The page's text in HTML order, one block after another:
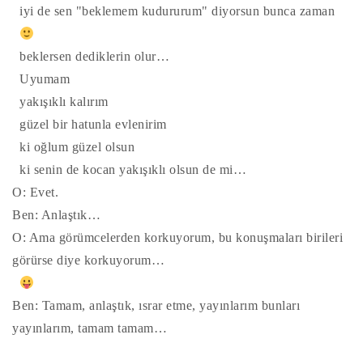
iyi de sen "beklemem kudururum" diyorsun bunca zaman
beklersen dediklerin olur…
Uyumam
yakışıklı kalırım
güzel bir hatunla evlenirim
ki oğlum güzel olsun
ki senin de kocan yakışıklı olsun de mi…
O: Evet.
Ben: Anlaştık…
O: Ama görümcelerden korkuyorum, bu konuşmaları birileri
görürse diye korkuyorum…
Ben: Tamam, anlaştık, ısrar etme, yayınlarım bunları
yayınlarım, tamam tamam…